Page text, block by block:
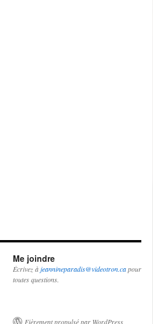
Me joindre
Écrivez à jeannineparadis@videotron.capour
toutes questions.
Fièrement propulsé par WordPress